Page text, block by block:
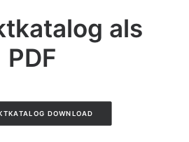
als
PDF
DOWNLOAD